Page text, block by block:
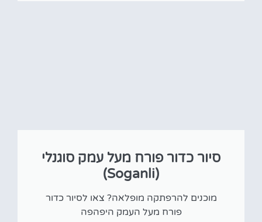
סיור כדור פורח מעל עמק סוגנלי
(Soganli)
מוכנים להרפתקה מופלאה? צאו לסיור כדור
פורח מעל העמק היפהפה